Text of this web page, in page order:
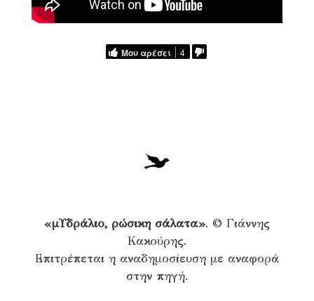
Μου αρέσει 4
«μΥδράλιο, ρώσικη σάλατα». © Γιάννης
Κακούρης.
Επιτρέπεται η αναδημοσίευση με αναφορά
στην πηγή.